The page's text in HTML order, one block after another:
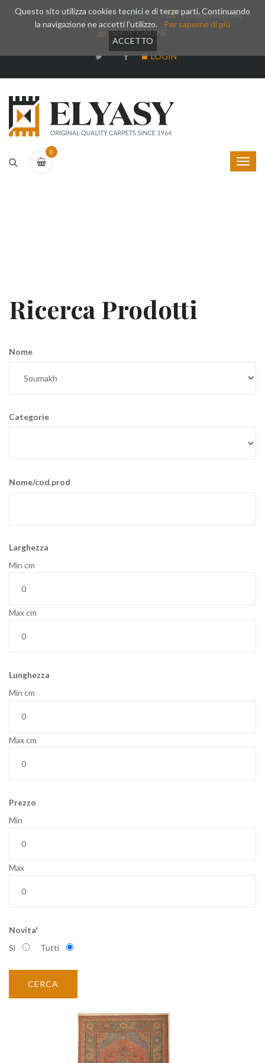
Whatsapp +39 377 3375788
info@elyasy.com
SHOP ONLINE
LOGIN
0
Ricerca Prodotti
Nome
Categorie
Nome/cod.prod
Larghezza
Min cm
Max cm
Lunghezza
Min cm
Max cm
Prezzo
Min
Max
Novita'
Sì
Tutti
CERCA
Questo sito utilizza cookies tecnici e di terze parti. Continuando
la navigazione ne accetti l'utilizzo.
Per saperne di più
ACCETTO